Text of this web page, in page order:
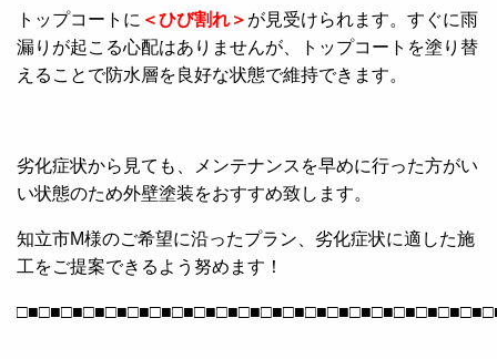
トップコートに ＜ひび割れ＞ が見受けられます。すぐに雨
漏りが起こる心配はありませんが、トップコートを塗り替
えることで防水層を良好な状態で維持できます。
劣化症状から見ても、メンテナンスを早めに行った方がい
い状態のため外壁塗装をおすすめ致します。
知立市M様のご希望に沿ったプラン、劣化症状に適した施
工をご提案できるよう努めます！